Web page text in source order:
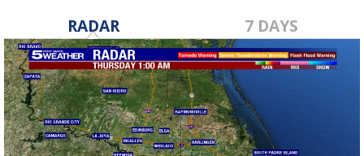
RADAR 7 DAYS